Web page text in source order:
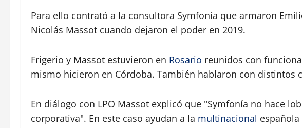
Para ello contrató a la consultora Symfonía que armaron
Nicolás Massot cuando dejaron el poder en 2019.
Frigerio y Massot estuvieron en Rosario reunidos con
mismo hicieron en Córdoba. También hablaron con distintos
En diálogo con LPO Massot explicó que "Symfonía no hace
corporativa". En este caso ayudan a la multinacional